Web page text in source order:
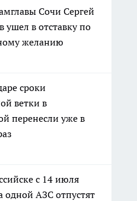
Сочи Сергей
ушел в отставку по
желанию
сроки
ветки в
перенесли уже в
с 14 июля
одной АЗС отпустят